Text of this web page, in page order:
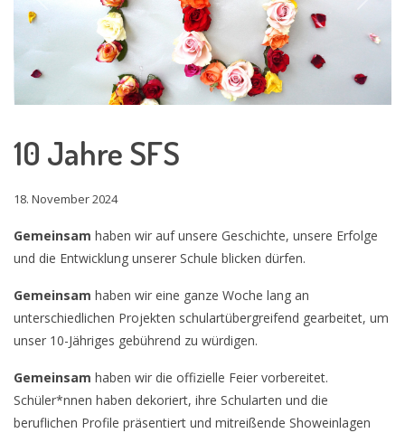
10 Jahre SFS
18. November 2024
Gemeinsam haben wir auf unsere Geschichte, unsere Erfolge
und die Entwicklung unserer Schule blicken dürfen.
Gemeinsam haben wir eine ganze Woche lang an
unterschiedlichen Projekten schulartübergreifend gearbeitet, um
unser 10-Jähriges gebührend zu würdigen.
Gemeinsam haben wir die offizielle Feier vorbereitet.
Schüler*nnen haben dekoriert, ihre Schularten und die
beruflichen Profile präsentiert und mitreißende Showeinlagen